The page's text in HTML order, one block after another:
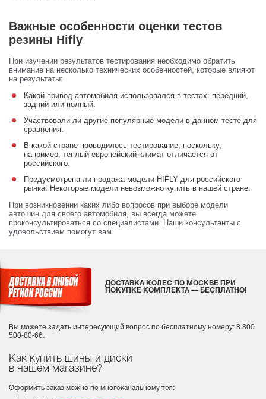
Важные особенности оценки тестов
резины Hifly
При изучении результатов тестирования необходимо обратить
внимание на несколько технических особенностей, которые влияют
на результаты:
Какой привод автомобиля использовался в тестах: передний,
задний или полный.
Участвовали ли другие популярные модели в данном тесте для
сравнения.
В какой стране проводилось тестирование, поскольку,
например, теплый европейский климат отличается от
российского.
Предусмотрена ли продажа модели HIFLY для российского
рынка. Некоторые модели невозможно купить в нашей стране.
При возникновении каких либо вопросов при выборе модели
автошин для своего автомобиля, вы всегда можете
проконсультироваться со специалистами. Наши консультанты с
удовольствием помогут вам.
Как купить шины и диски
в нашем магазине?
Оформить заказ можно по многоканальному тел:
ДОСТАВКА КОЛЕС ПО МОСКВЕ ПРИ
ПОКУПКЕ КОМПЛЕКТА — БЕСПЛАТНО!
Вы можете задать интересующий вопрос по бесплатному номеру: 8 800
500-80-66.